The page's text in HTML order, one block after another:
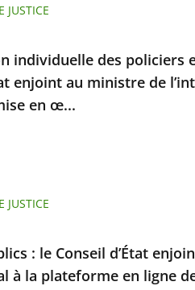
individuelle des policiers
enjoint au ministre de
en œ...
JUSTICE
: le Conseil d’État
à la plateforme en ligne de
JUSTICE